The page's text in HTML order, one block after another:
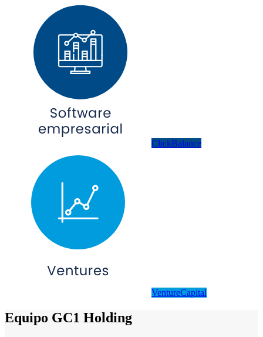
ClickBalance
VentureCapital
Equipo GC1 Holding